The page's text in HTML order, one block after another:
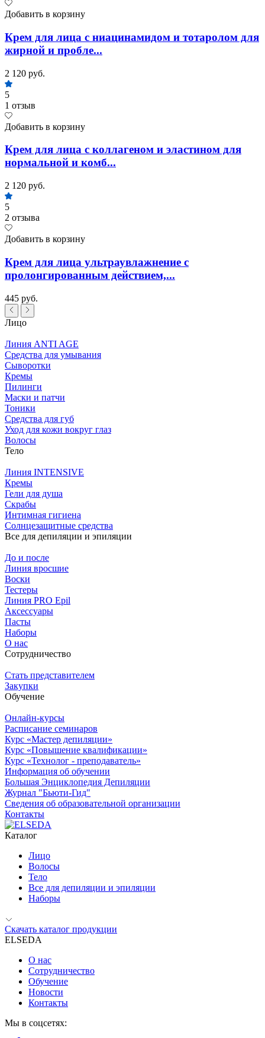
Добавить в корзину
Крем для лица с ниацинамидом и тотаролом для
жирной и пробле...
2 120 руб.
5
1 отзыв
Добавить в корзину
Крем для лица с коллагеном и эластином для
нормальной и комб...
2 120 руб.
5
2 отзыва
Добавить в корзину
Крем для лица ультраувлажнение с
пролонгированным действием,...
445 руб.
Лицо
Линия ANTI AGE
Средства для умывания
Сыворотки
Кремы
Пилинги
Маски и патчи
Тоники
Средства для губ
Уход для кожи вокруг глаз
Волосы
Тело
Линия INTENSIVE
Кремы
Гели для душа
Скрабы
Интимная гигиена
Солнцезащитные средства
Все для депиляции и эпиляции
До и после
Линия вросшие
Воски
Тестеры
Линия PRO Epil
Аксессуары
Пасты
Наборы
О нас
Сотрудничество
Стать представителем
Закупки
Обучение
Онлайн-курсы
Расписание семинаров
Курс «Мастер депиляции»
Курс «Повышение квалификации»
Курс «Технолог - преподаватель»
Информация об обучении
Большая Энциклопедия Депиляции
Журнал "Бьюти-Гид"
Сведения об образовательной организации
Контакты
Каталог
Лицо
Волосы
Тело
Все для депиляции и эпиляции
Наборы
Скачать каталог продукции
ELSEDA
О нас
Сотрудничество
Обучение
Новости
Контакты
Мы в соцсетях: